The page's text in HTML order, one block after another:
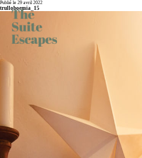
Publié le 29 avril 2022
trulloboemia_15